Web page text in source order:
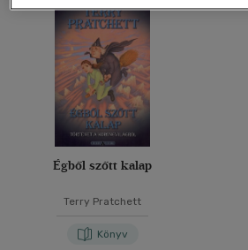
Vélemény szerint
Égből szőtt kalap
Terry Pratchett
Könyv